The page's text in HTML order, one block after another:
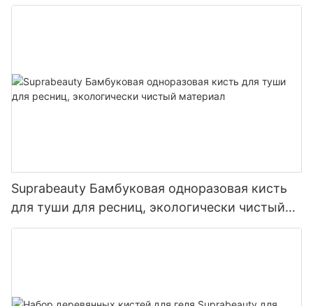
Suprabeauty Бамбуковая одноразовая кисть
для туши для ресниц, экологически чистый
материал